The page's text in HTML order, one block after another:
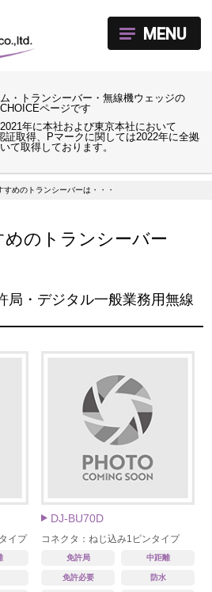
・トランシーバー・無線機ウェッジの
ページです
年に本社および東京本社において
証取得、Pマークに関しては2022年に全拠
て取得しております。
MENU
すめのトランシーバーは・・・
のトランシーバー
局・デジタル一般業務用無線
イプ
DJ-BU70D
コネクタ：ねじ込み1ピンタイプ
免許局 中距離
免許必要 防水